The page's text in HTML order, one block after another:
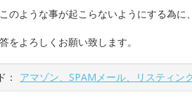
のような事が起こらないようにする為
をよろしくお願い致します。
： アマゾン、SPAMメール、リスティング